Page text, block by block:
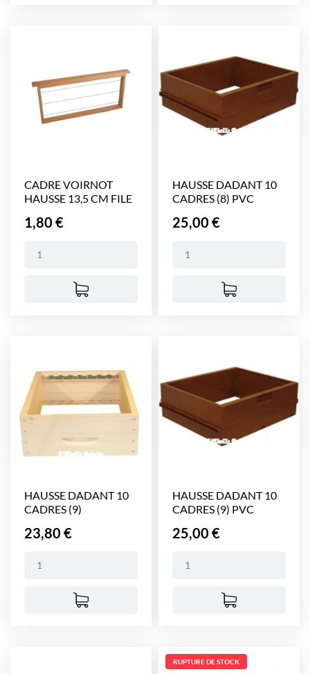
CADRE VOIRNOT
HAUSSE 13,5 CM FILE
Prix
1,80 €
HAUSSE DADANT 10
CADRES (8) PVC
Prix
25,00 €
HAUSSE DADANT 10
CADRES (9)
Prix
23,80 €
HAUSSE DADANT 10
CADRES (9) PVC
Prix
25,00 €
RUPTURE DE STOCK